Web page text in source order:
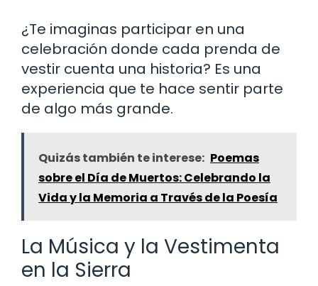
¿Te imaginas participar en una
celebración donde cada prenda de
vestir cuenta una historia? Es una
experiencia que te hace sentir parte
de algo más grande.
Quizás también te interese: Poemas
sobre el Día de Muertos: Celebrando la
Vida y la Memoria a Través de la Poesía
La Música y la Vestimenta
en la Sierra